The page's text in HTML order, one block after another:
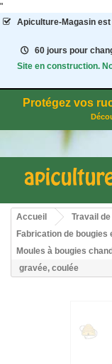
"
Apiculture-Magasinest
60 jours pour
Site en construction.
Protégez vos
Accueil
Travail
Fabrication de bougies
Moules à bougies
gravée, coulée